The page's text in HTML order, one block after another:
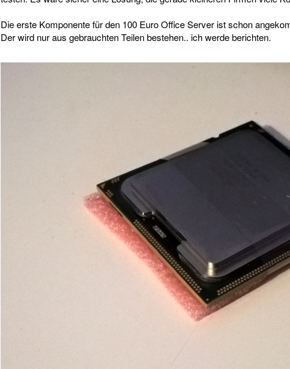
Die erste Komponente für den 100 Euro Office Server ist schon
Der wird nur aus gebrauchten Teilen bestehen.. ich werde berichten.